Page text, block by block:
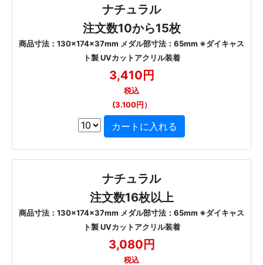
ナチュラル
注文数10から15枚
商品寸法：130×174×37mm メダル部寸法：65mm ※ダイキャス
ト製 UVカットアクリル装着
3,410円
税込
(3.100円）
ナチュラル
注文数16枚以上
商品寸法：130×174×37mm メダル部寸法：65mm ※ダイキャス
ト製 UVカットアクリル装着
3,080円
税込